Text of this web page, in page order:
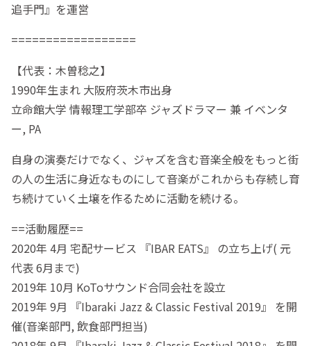
追手門』を運営
==================
【代表：木曽稔之】
1990年生まれ 大阪府茨木市出身
立命館大学 情報理工学部卒 ジャズドラマー 兼 イベンタ
ー, PA
自身の演奏だけでなく、ジャズを含む音楽全般をもっと街
の人の生活に身近なものにして音楽がこれからも存続し育
ち続けていく土壌を作るために活動を続ける。
==活動履歴==
2020年 4月 宅配サービス 『IBAR EATS』 の立ち上げ( 元
代表 6月まで)
2019年 10月 KoToサウンド合同会社を設立
2019年 9月 『Ibaraki Jazz & Classic Festival 2019』 を開
催(音楽部門, 飲食部門担当)